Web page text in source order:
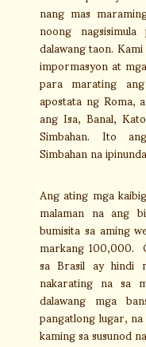
nang mas
noong
dalawang taon.
impormasyon at
para marating
apostata ng Roma,
ang Isa, Banal,
Simbahan. Ito
Simbahan na
Ang ating mga
malaman na ang
bumisita sa aming
markang 100,000.
sa Brasil ay hindi
nakarating na sa
dalawang mga
pangatlong lugar,
kaming sa susunod